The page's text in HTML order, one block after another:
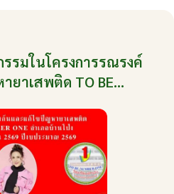
รรมในโครงการรณรงค์
ยาเสพติด TO BE
บ้านโป่ง ปีงบประมาณ
นนำ ในวันที่ 8 มิถุนายน